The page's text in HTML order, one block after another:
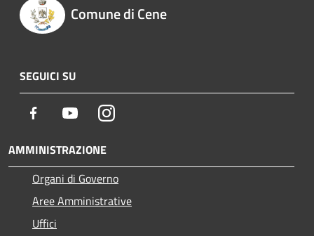
Comune di Cene
SEGUICI SU
Facebook YoutubeInstagram
AMMINISTRAZIONE
Organi di Governo
Aree Amministrative
Uffici